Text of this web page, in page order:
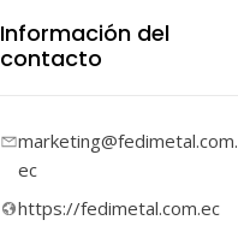
Información del
contacto
marketing@fedimetal.com.
ec
https://fedimetal.com.ec